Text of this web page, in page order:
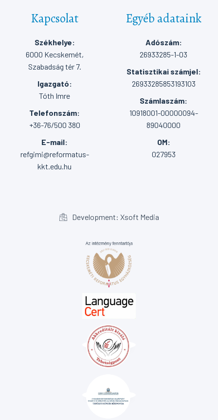
Kapcsolat
Székhelye:
6000 Kecskemét,
Szabadság tér 7.
Igazgató:
Tóth Imre
Telefonszám:
+36-76/500 380
E-mail:
refgimi@reformatus-
kkt.edu.hu
Egyéb adataink
Adószám:
26933285-1-03
Statisztikai számjel:
26933285853193103
Számlaszám:
10918001-00000094-
89040000
OM:
027953
Development: Xsoft Media